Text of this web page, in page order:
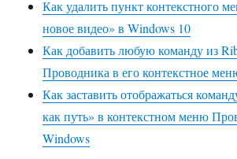
Как удалить пункт контекстного
новое видео» в Windows 10
Как добавить любую команду из
Проводника в его контекстное
Как заставить отображаться
как путь» в контекстном меню
Windows